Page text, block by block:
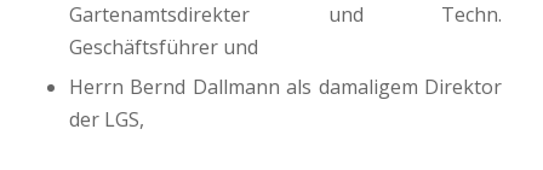
Gartenamtsdirekter und Techn.
Geschäftsführer und
Herrn Bernd Dallmann als damaligem Direktor
der LGS,